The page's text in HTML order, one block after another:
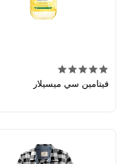
فيتامين سي ميسيلار